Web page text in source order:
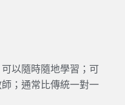
以隨時隨地學習；可
；通常比傳統一對一